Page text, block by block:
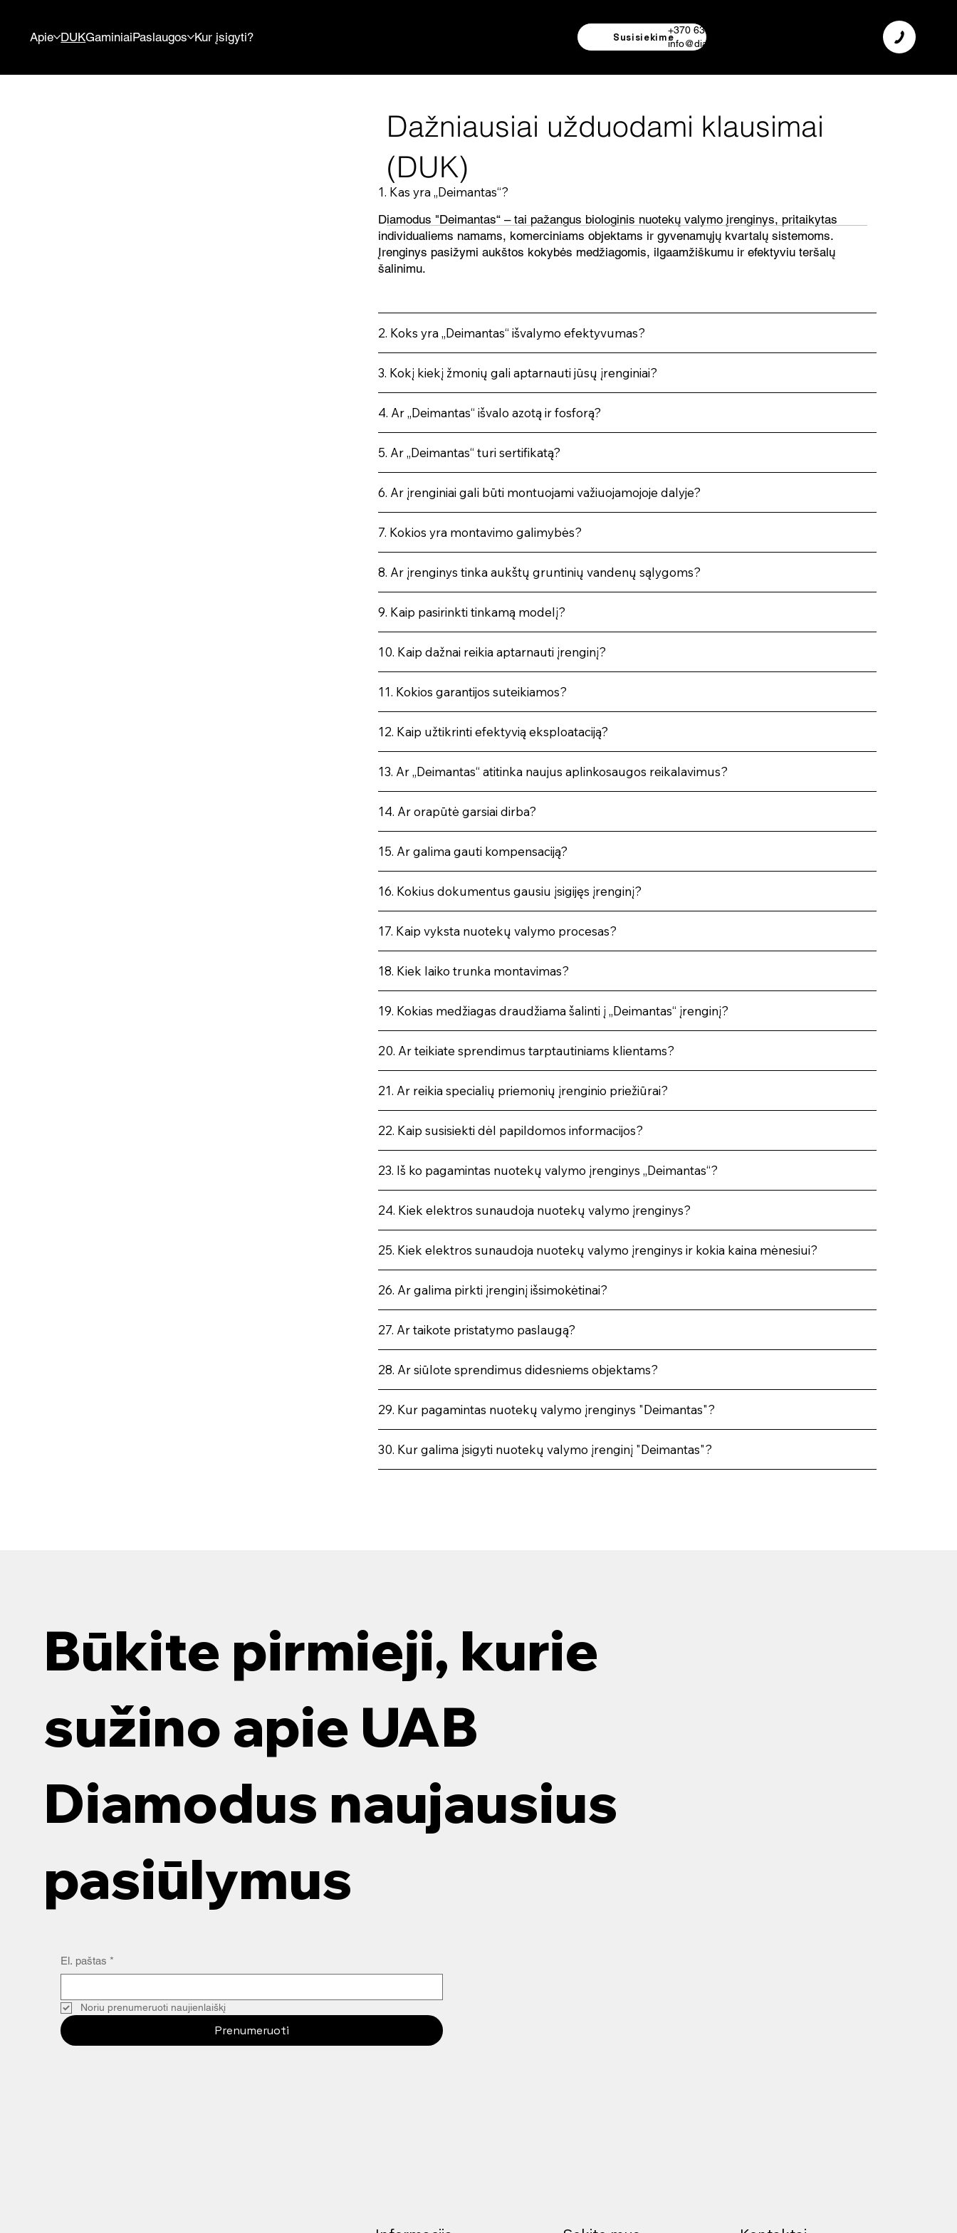
Apie DUKGaminiaiPaslaugos Kur įsigyti? Susisiekime
+370 638 06 068
info@diamodus.lt
1. Kas yra „Deimantas“?
Diamodus "Deimantas“ – tai pažangus biologinis nuotekų valymo įrenginys, pritaikytas
individualiems namams, komerciniams objektams ir gyvenamųjų kvartalų sistemoms.
Įrenginys pasižymi aukštos kokybės medžiagomis, ilgaamžiškumu ir efektyviu teršalų
šalinimu.
2. Koks yra „Deimantas“ išvalymo efektyvumas?
3. Kokį kiekį žmonių gali aptarnauti jūsų įrenginiai?
4. Ar „Deimantas“ išvalo azotą ir fosforą?
5. Ar „Deimantas“ turi sertifikatą?
6. Ar įrenginiai gali būti montuojami važiuojamojoje dalyje?
7. Kokios yra montavimo galimybės?
8. Ar įrenginys tinka aukštų gruntinių vandenų sąlygoms?
9. Kaip pasirinkti tinkamą modelį?
10. Kaip dažnai reikia aptarnauti įrenginį?
11. Kokios garantijos suteikiamos?
12. Kaip užtikrinti efektyvią eksploataciją?
13. Ar „Deimantas“ atitinka naujus aplinkosaugos reikalavimus?
14. Ar orapūtė garsiai dirba?
15. Ar galima gauti kompensaciją?
16. Kokius dokumentus gausiu įsigijęs įrenginį?
17. Kaip vyksta nuotekų valymo procesas?
18. Kiek laiko trunka montavimas?
19. Kokias medžiagas draudžiama šalinti į „Deimantas“ įrenginį?
20. Ar teikiate sprendimus tarptautiniams klientams?
21. Ar reikia specialių priemonių įrenginio priežiūrai?
22. Kaip susisiekti dėl papildomos informacijos?
23. Iš ko pagamintas nuotekų valymo įrenginys „Deimantas“?
24. Kiek elektros sunaudoja nuotekų valymo įrenginys?
25. Kiek elektros sunaudoja nuotekų valymo įrenginys ir kokia kaina mėnesiui?
26. Ar galima pirkti įrenginį išsimokėtinai?
27. Ar taikote pristatymo paslaugą?
28. Ar siūlote sprendimus didesniems objektams?
29. Kur pagamintas nuotekų valymo įrenginys "Deimantas"?
30. Kur galima įsigyti nuotekų valymo įrenginį "Deimantas"?
Dažniausiai užduodami klausimai
(DUK)
Būkite pirmieji, kurie
sužino apie UAB
Diamodus naujausius
pasiūlymus
El. paštas *
Noriu prenumeruoti naujienlaiškį
Prenumeruoti